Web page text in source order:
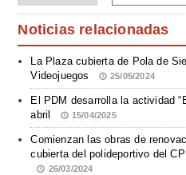
Noticias relacionadas
La Plaza cubierta de Pola de
Videojuegos
25/05/2024
El PDM desarrolla la actividad
abril
15/04/2025
Comienzan las obras de
cubierta del polideportivo del
26/03/2024